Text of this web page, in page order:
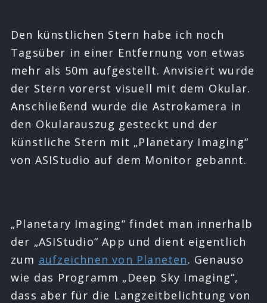
Den künstlichen Stern habe ich noch
Tagsüber in einer Entfernung von etwas
mehr als 50m aufgestellt. Anvisiert wurde
der Stern vorerst visuell mit dem Okular.
Anschließend wurde die Astrokamera in
den Okularauszug gesteckt und der
künstliche Stern mit „Planetary Imaging“
von ASIStudio auf dem Monitor gebannt.
„Planetary Imaging“ findet man innerhalb
der „ASIStudio“ App und dient eigentlich
zum aufzeichnen von Planeten. Genauso
wie das Programm „Deep Sky Imaging“,
dass aber für die Langzeitbelichtung von